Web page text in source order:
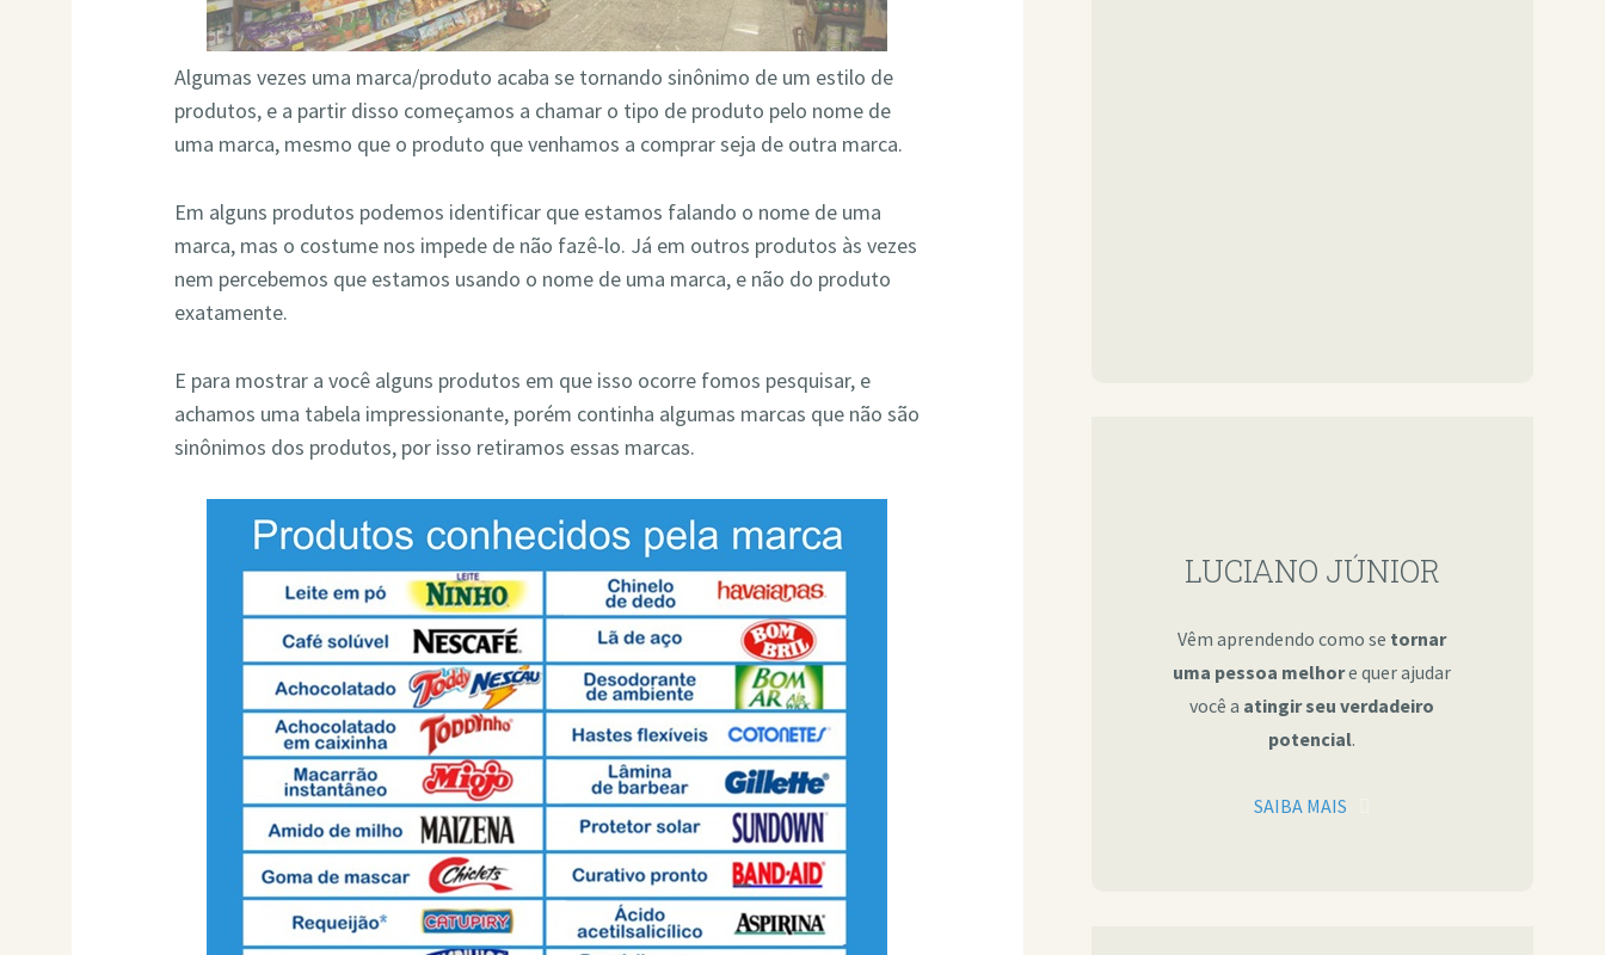
Algumas vezes uma marca/produto acaba se tornando sinônimo de um estilo de
produtos, e a partir disso começamos a chamar o tipo de produto pelo nome de
uma marca, mesmo que o produto que venhamos a comprar seja de outra marca.
Em alguns produtos podemos identificar que estamos falando o nome de uma
marca, mas o costume nos impede de não fazê-lo. Já em outros produtos às vezes
nem percebemos que estamos usando o nome de uma marca, e não do produto
exatamente.
E para mostrar a você alguns produtos em que isso ocorre fomos pesquisar, e
achamos uma tabela impressionante, porém continha algumas marcas que não são
sinônimos dos produtos, por isso retiramos essas marcas.
LUCIANO JÚNIOR
Vêm aprendendo como se tornar
uma pessoa melhore quer ajudar
você a atingir seu verdadeiro
potencial.
SAIBA MAIS